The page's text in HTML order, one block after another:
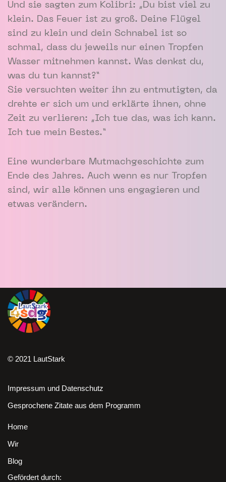
Und sie sagten zum Kolibri: „Du bist viel zu
klein. Das Feuer ist zu groß. Deine Flügel
sind zu klein und dein Schnabel ist so
schmal, dass du jeweils nur einen Tropfen
Wasser mitnehmen kannst. Was denkst du,
was du tun kannst?“
Sie versuchten weiter ihn zu entmutigten, da
drehte er sich um und erklärte ihnen, ohne
Zeit zu verlieren: „Ich tue das, was ich kann.
Ich tue mein Bestes.“
Eine wunderbare Mutmachgeschichte zum
Ende des Jahres. Auch wenn es nur Tropfen
sind, wir alle können uns engagieren und
etwas verändern.
© 2021 LautStark
Impressum und Datenschutz
Gesprochene Zitate aus dem Programm
Home
Wir
Blog
Gefördert durch: